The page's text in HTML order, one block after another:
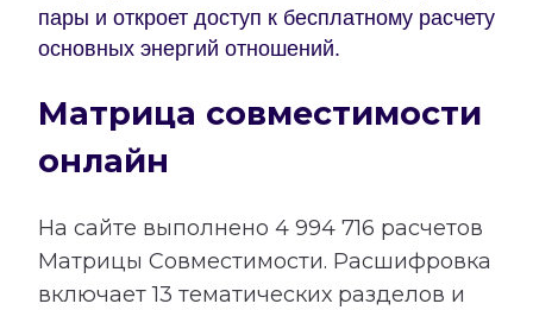
пары и откроет доступ к бесплатному расчету
основных энергий отношений.
Матрица совместимости
онлайн
На сайте выполнено 4 994 716 расчетов
Матрицы Совместимости. Расшифровка
включает13 тематических разделов и